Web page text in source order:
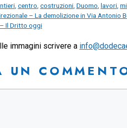
, centro costruzioni, Duomo lavori,
– La demolizione in Via Antonio
Il Dritto oggi
immagini scrivere a
UN